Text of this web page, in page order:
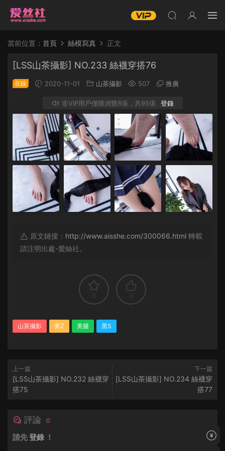
當前位置： 首頁 絲模寫真 正文
[LSS山茶攝影] NO.233 絲襪穿搭76
在線 2020-11-01 山茶攝影 507 推廣
非VIP用戶僅限浏覽8張，共95張 登錄
原文鏈接： http://www.aisshe.com/300066.html 轉載
請注明出處-愛絲社。
0 0
山茶攝影 美Z 美腿 黑S
上一篇
[LSS山茶攝影] NO.232 絲襪穿
搭75
下一篇
[LSS山茶攝影] NO.234 絲襪穿
搭77
評論 0
請先登錄 ！